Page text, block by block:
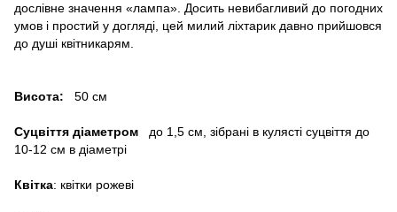
дослівне значення «лампа». Досить невибагливий до погодних
умов і простий у догляді, цей милий ліхтарик давно прийшовся
до душі квітникарям.
Висота: 50 см
Суцвіття діаметром до 1,5 см, зібрані в кулясті суцвіття до
10-12 см в діаметрі
Квітка: квітки рожеві